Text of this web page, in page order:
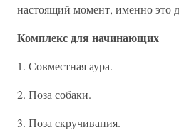
настоящий момент, именно это
Комплекс для начинающих
1. Совместная аура.
2. Поза собаки.
3. Поза скручивания.